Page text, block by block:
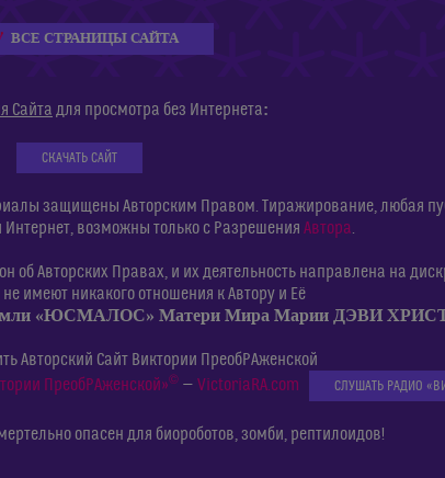
ВСЕ СТРАНИЦЫ САЙТА
Сайта для просмотра без Интернета:
СКАЧАТЬ САЙТ
защищены Авторским Правом. Тиражирование, любая
возможны только с Разрешения Автора.
Авторских Правах, и их деятельность направлена на
имеют никакого отношения к Автору и Её
Земли «ЮСМАЛОС» Матери Мира Марии ДЭВИ
Авторский Сайт Виктории ПреобРАженской
ПреобРАженской»© — VictoriaRA.com СЛУШАТЬ РАДИО
опасен для биороботов, зомби, рептилоидов!